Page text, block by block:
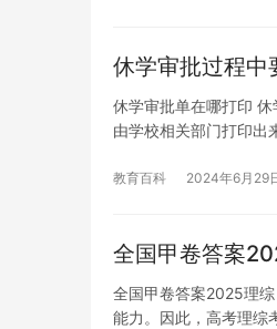
休学审批过程中
休学审批单在哪打印
由学校相关部门打印出
教育百科 2024年6月29
全国甲卷答案
全国甲卷答案2025理
能力。因此，高考理综